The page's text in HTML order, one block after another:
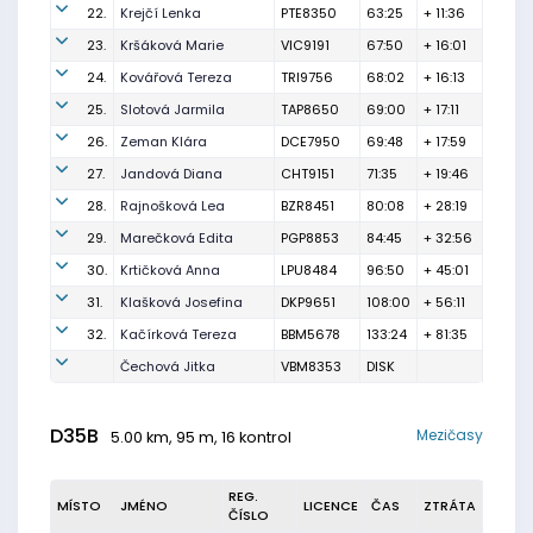
22. Krejčí Lenka PTE8350 63:25
+ 11:36
23.
Kršáková Marie VIC9191 67:50
+ 16:01
24.
Kovářová Tereza TRI9756 68:02
+ 16:13
25.
Slotová Jarmila TAP8650 69:00
+ 17:11
26.
Zeman Klára DCE7950 69:48
+ 17:59
27.
Jandová Diana CHT9151 71:35
+ 19:46
28.
Rajnošková Lea BZR8451 80:08
+ 28:19
29.
Marečková Edita PGP8853 84:45
+ 32:56
30.
Krtičková Anna LPU8484 96:50
+ 45:01
31.
Klašková Josefina DKP9651 108:00
+ 56:11
32.
Kačírková Tereza BBM5678 133:24
+ 81:35
Čechová Jitka
VBM8353 DISK
D35B 5.00 km, 95 m, 16 kontrol Mezičasy
MÍSTO JMÉNO
REG.
ČÍSLO
LICENCE ČAS ZTRÁTA